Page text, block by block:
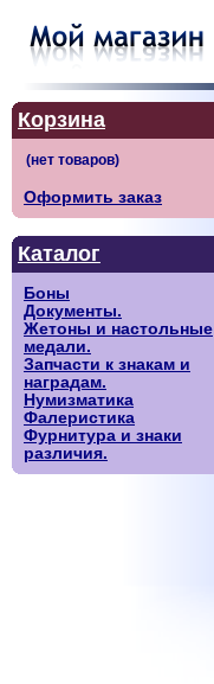
Корзина
Оформить заказ
Каталог
Боны
Документы.
Жетоны и настольные
медали.
Запчасти к знакам и
наградам.
Нумизматика
Фалеристика
Фурнитура и знаки
различия.